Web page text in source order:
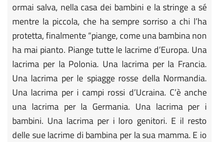
ormai salva, nella casa dei bambini e la stringe a sé
mentre la piccola, che ha sempre sorriso a chi l’ha
protetta, finalmente “piange, come una bambina non
ha mai pianto. Piange tutte le lacrime d’Europa. Una
lacrima per la Polonia. Una lacrima per la Francia.
Una lacrima per le spiagge rosse della Normandia.
Una lacrima per i campi rossi d’Ucraina. C’è anche
una lacrima per la Germania. Una lacrima per i
bambini. Una lacrima per i loro genitori. E il resto
delle sue lacrime di bambina per la sua mamma. E io